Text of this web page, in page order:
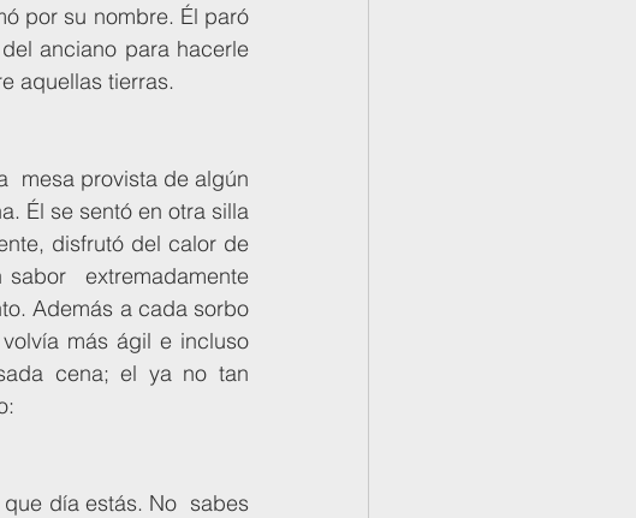
por su nombre. Él paró
anciano para hacerle
aquellas tierras.
Él se sentó en otra silla
disfrutó del calor de
extremadamente
Además a cada sorbo
más ágil e incluso
cena; el ya no tan